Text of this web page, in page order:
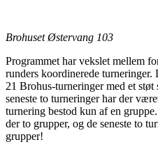
Brohuset Østervang 103
Programmet har vekslet mellem
runders koordinerede
21 Brohus-turneringer med et
seneste to turneringer har der
turnering bestod kun af en
der to grupper, og de seneste to
grupper!